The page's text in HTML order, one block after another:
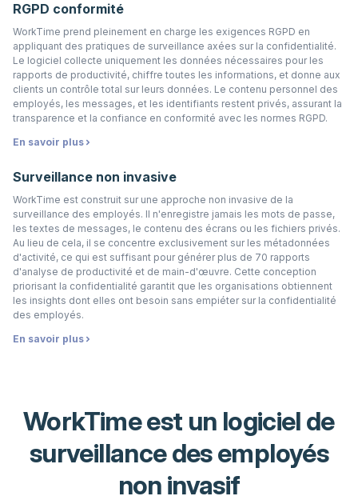
RGPD conformité
WorkTime prend pleinement en charge les exigences RGPD en
appliquant des pratiques de surveillance axées sur la confidentialité.
Le logiciel collecte uniquement les données nécessaires pour les
rapports de productivité, chiffre toutes les informations, et donne aux
clients un contrôle total sur leurs données. Le contenu personnel des
employés, les messages, et les identifiants restent privés, assurant la
transparence et la confiance en conformité avec les normes RGPD.
En savoir plus
Surveillance non invasive
WorkTime est construit sur une approche non invasive de la
surveillance des employés. Il n'enregistre jamais les mots de passe,
les textes de messages, le contenu des écrans ou les fichiers privés.
Au lieu de cela, il se concentre exclusivement sur les métadonnées
d'activité, ce qui est suffisant pour générer plus de 70 rapports
d'analyse de productivité et de main-d'œuvre. Cette conception
priorisant la confidentialité garantit que les organisations obtiennent
les insights dont elles ont besoin sans empiéter sur la confidentialité
des employés.
En savoir plus
WorkTime est un logiciel de
surveillance des employés
non invasif